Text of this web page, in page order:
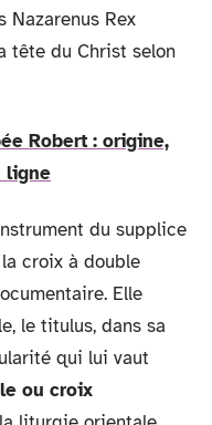
Nazarenus Rex
tête du Christ selon
Robert : origine,
ligne
du supplice
croix à double
Elle
le titulus, dans sa
qui lui vaut
ou croix